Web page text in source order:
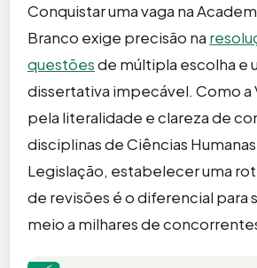
Conquistar uma vaga na
Branco exige precisão na
questõesde múltipla escolha e
dissertativa impecável. Como a
pela literalidade e clareza de
disciplinas de Ciências
Legislação, estabelecer uma
de revisões é o diferencial para
meio a milhares de